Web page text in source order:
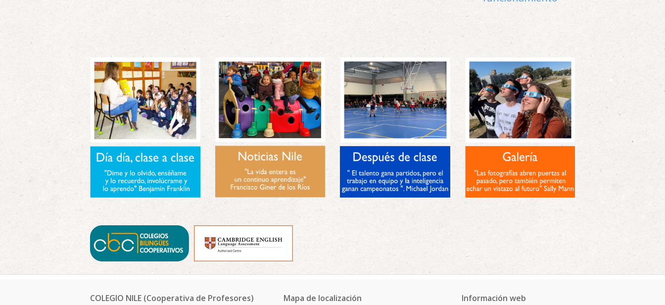
COLEGIO NILE (Cooperativa de Profesores) Mapa de localización Información web